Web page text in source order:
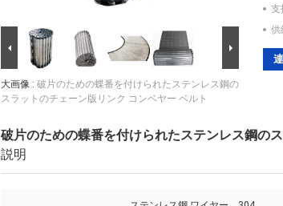
大画像 : 破片のための蝶番を付けられたステンレス鋼の
スラットのチェーン版リンク コンベヤー ベルト
支
供
破片のための蝶番を付けられたステンレス鋼の
説明